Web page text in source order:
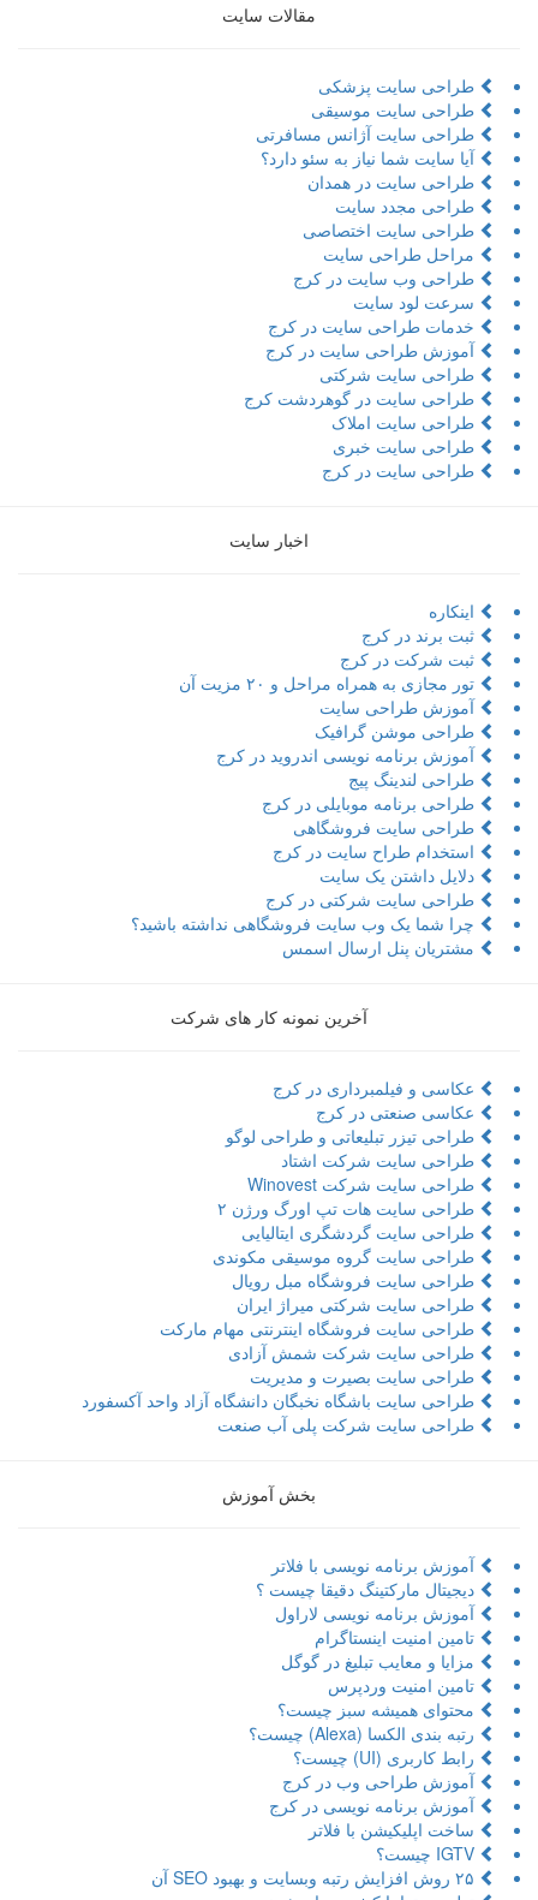
مقالات سایت
طراحی سایت پزشکی
طراحی سایت موسیقی
طراحی سایت آژانس مسافرتی
آیا سایت شما نیاز به سئو دارد؟
طراحی سایت در همدان
طراحی مجدد سایت
طراحی سایت اختصاصی
مراحل طراحی سایت
طراحی وب سایت در کرج
سرعت لود سایت
خدمات طراحی سایت در کرج
آموزش طراحی سایت در کرج
طراحی سایت شرکتی
طراحی سایت در گوهردشت کرج
طراحی سایت املاک
طراحی سایت خبری
طراحی سایت در کرج
اخبار سایت
اینکاره
ثبت برند در کرج
ثبت شرکت در کرج
تور مجازی به همراه مراحل و ۲۰ مزیت آن
آموزش طراحی سایت
طراحی موشن گرافیک
آموزش برنامه نویسی اندروید در کرج
طراحی لندینگ پیج
طراحی برنامه موبایلی در کرج
طراحی سایت فروشگاهی
استخدام طراح سایت در کرج
دلایل داشتن یک سایت
طراحی سایت شرکتی در کرج
چرا شما یک وب سایت فروشگاهی نداشته باشید؟
مشتریان پنل ارسال اسمس
آخرین نمونه کار های شرکت
عکاسی و فیلمبرداری در کرج
عکاسی صنعتی در کرج
طراحی تیزر تبلیعاتی و طراحی لوگو
طراحی سایت شرکت اشتاد
طراحی سایت شرکت Winovest
طراحی سایت هات تپ اورگ ورژن ۲
طراحی سایت گردشگری ایتالیایی
طراحی سایت گروه موسیقی مکوندی
طراحی سایت فروشگاه مبل رویال
طراحی سایت شرکتی میراژ ایران
طراحی سایت فروشگاه اینترنتی مهام مارکت
طراحی سایت شرکت شمش آزادی
طراحی سایت بصیرت و مدیریت
طراحی سایت باشگاه نخبگان دانشگاه آزاد واحد آکسفورد
طراحی سایت شرکت پلی آب صنعت
بخش آموزش
آموزش برنامه نویسی با فلاتر
دیجیتال مارکتینگ دقیقا چیست ؟
آموزش برنامه نویسی لاراول
تامین امنیت اینستاگرام
مزایا و معایب تبلیغ در گوگل
تامین امنیت وردپرس
محتوای همیشه سبز چیست؟
رتبه بندی الکسا (Alexa) چیست؟
رابط کاربری (UI) چیست؟
آموزش طراحی وب در کرج
آموزش برنامه نویسی در کرج
ساخت اپلیکیشن با فلاتر
IGTV چیست؟
۲۵ روش افزایش رتبه وبسایت و بهبود SEO آن